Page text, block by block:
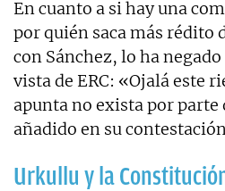
En cuanto a si hay una
por quién saca más rédito
con Sánchez, lo ha
vista de ERC: «Ojalá este
apunta no exista por parte
añadido en su
Urkullu y la